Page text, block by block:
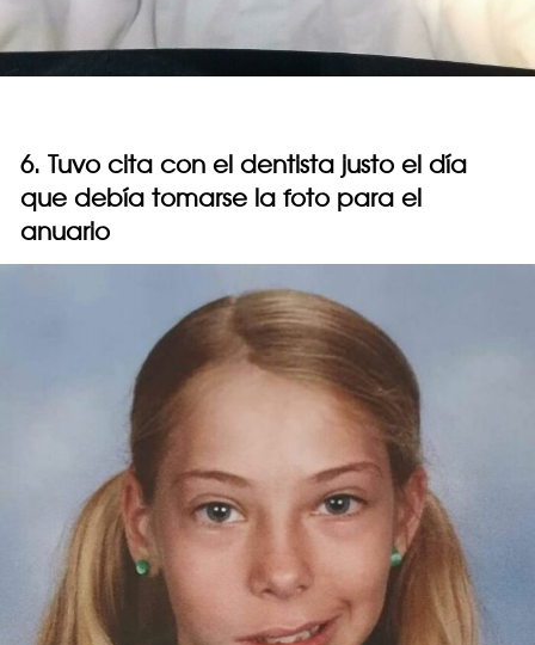
6. Tuvo cita con el dentista justo el día
que debía tomarse la foto para el
anuario